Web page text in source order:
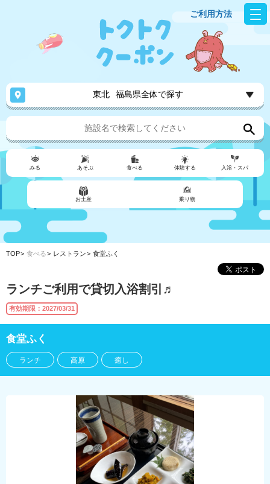
ご利用方法
東北 福島県全体で探す
みる あそぶ 食べる 体験する 入浴・スパ
お土産 乗り物
TOP 食べる レストラン 食堂ふく
ランチご利用で貸切入浴割引♬
有効期限：2027/03/31
食堂ふく
ランチ 高原 癒し